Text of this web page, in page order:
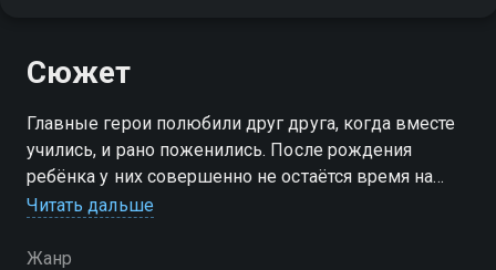
Сюжет
Главные герои полюбили друг друга, когда вместе
учились, и рано поженились. После рождения
ребёнка у них совершенно не остаётся время на
себя
Читать дальше
Жанр